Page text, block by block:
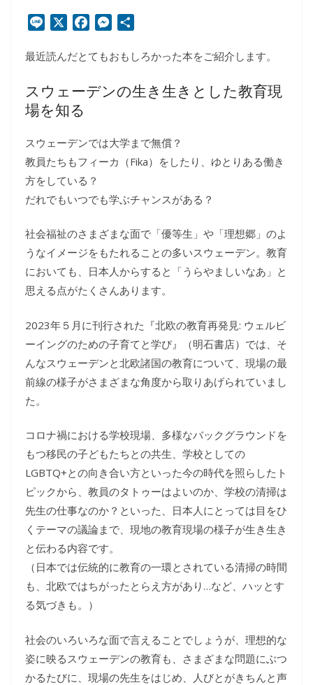
n
c
b
k
M
s
e
e
r
最近読んだとてもおもしろかった本をご紹介します。
スウェーデンの生き生きとした教育現
場を知る
スウェーデンでは大学まで無償？
教員たちもフィーカ（Fika）をしたり、ゆとりある働き
方をしている？
だれでもいつでも学ぶチャンスがある？
社会福祉のさまざまな面で「優等生」や「理想郷」のよ
うなイメージをもたれることの多いスウェーデン。教育
においても、日本人からすると「うらやましいなあ」と
思える点がたくさんあります。
2023年５月に刊行された『北欧の教育再発見: ウェルビ
ーイングのための子育てと学び』（明石書店）では、そ
んなスウェーデンと北欧諸国の教育について、現場の最
前線の様子がさまざまな角度から取りあげられていまし
た。
コロナ禍における学校現場、多様なバックグラウンドを
もつ移民の子どもたちとの共生、学校としての
LGBTQ+との向き合い方といった今の時代を照らしたト
ピックから、教員のタトゥーはよいのか、学校の清掃は
先生の仕事なのか？といった、日本人にとっては目をひ
くテーマの議論まで、現地の教育現場の様子が生き生き
と伝わる内容です。
（日本では伝統的に教育の一環とされている清掃の時間
も、北欧ではちがったとらえ方があり…など、ハッとす
る気づきも。）
社会のいろいろな面で言えることでしょうが、理想的な
姿に映るスウェーデンの教育も、さまざまな問題にぶつ
かるたびに、現場の先生をはじめ、人びとがきちんと声